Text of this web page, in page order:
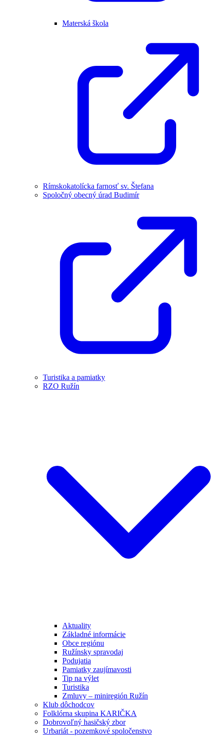
Materská škola
Rímskokatolícka farnosť sv. Štefana
Spoločný obecný úrad Budimír
Turistika a pamiatky
RZO Ružín
Aktuality
Základné informácie
Obce regiónu
Ružínsky spravodaj
Podujatia
Pamiatky zaujímavosti
Tip na výlet
Turistika
Zmluvy – miniregión Ružín
Klub dôchodcov
Folklórna skupina KARIČKA
Dobrovoľný hasičský zbor
Urbariát - pozemkové spoločenstvo